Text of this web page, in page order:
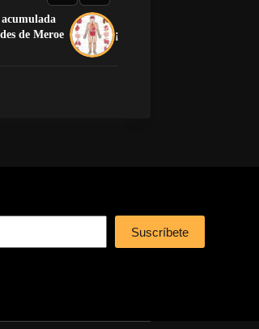
de Meroe
¡Preciosa la anatomía
Suscríbete